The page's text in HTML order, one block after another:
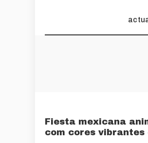
Fiesta mexicana
com cores